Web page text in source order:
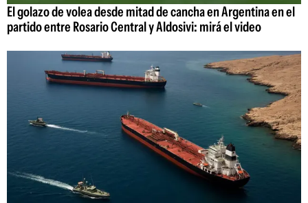
El golazo de volea desde mitad de cancha en Argentina en el
partido entre Rosario Central y Aldosivi: mirá el video